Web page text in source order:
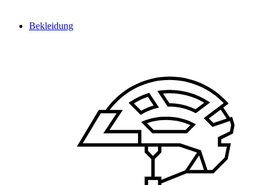
Bekleidung